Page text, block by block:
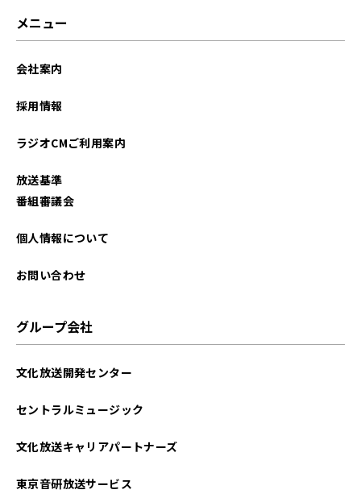
メニュー
会社案内
採用情報
ラジオCMご利用案内
放送基準
番組審議会
個人情報について
お問い合わせ
グループ会社
文化放送開発センター
セントラルミュージック
文化放送キャリアパートナーズ
東京音研放送サービス